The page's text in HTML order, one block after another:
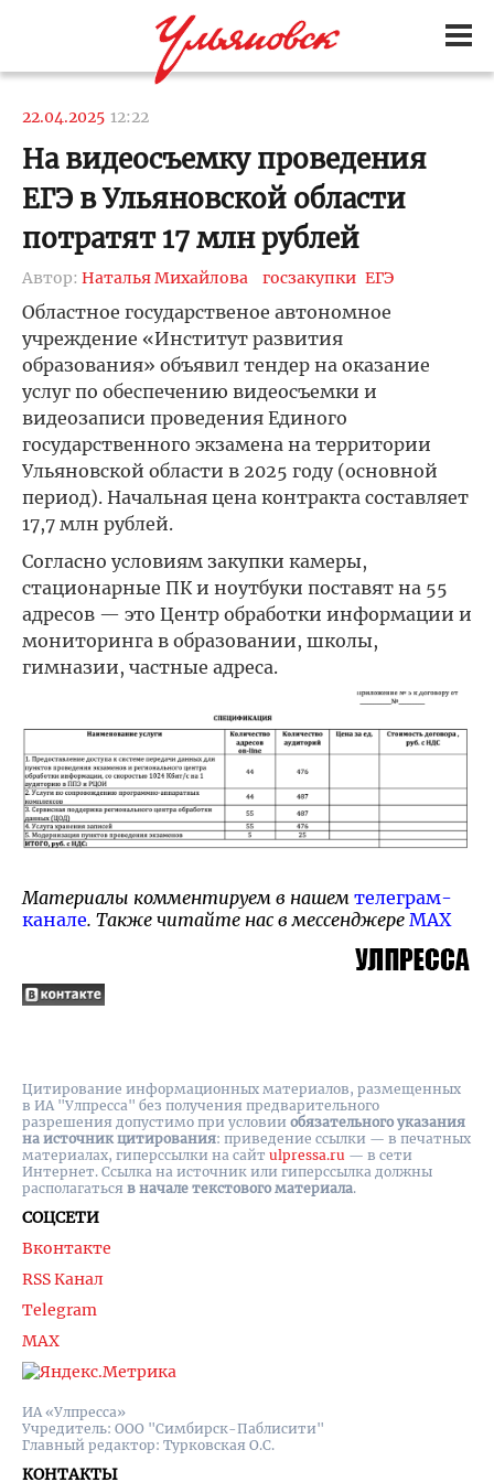
22.04.2025 12:22
На видеосъемку проведения
ЕГЭ в Ульяновской области
потратят 17 млн рублей
Автор: Наталья Михайлова госзакупки ЕГЭ
Областное государственое автономное
учреждение «Институт развития
образования» объявил тендер на оказание
услуг по обеспечению видеосъемки и
видеозаписи проведения Единого
государственного экзамена на территории
Ульяновской области в 2025 году (основной
период). Начальная цена контракта составляет
17,7 млн рублей.
Согласно условиям закупки камеры,
стационарные ПК и ноутбуки поставят на 55
адресов — это Центр обработки информации и
мониторинга в образовании, школы,
гимназии, частные адреса.
Материалы комментируем в нашем телеграм-
канале. Также читайте нас в мессенджере MAX
ИА «Улпресса»
Учредитель: ООО "Симбирск-Паблисити"
Главный редактор: Турковская О.С.
КОНТАКТЫ
СОЦСЕТИ
Вконтакте
RSS Канал
Telegram
MAX
Цитирование информационных материалов, размещенных
в ИА "Улпресса" без получения предварительного
разрешения допустимо при условии обязательного указания
на источник цитирования: приведение ссылки — в печатных
материалах, гиперссылки на cайт ulpressa.ru — в сети
Интернет. Ссылка на источник или гиперссылка должны
располагаться в начале текстового материала.